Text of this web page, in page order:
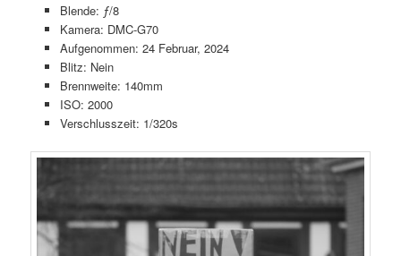
Blende: ƒ/8
Kamera: DMC-G70
Aufgenommen: 24 Februar, 2024
Blitz: Nein
Brennweite: 140mm
ISO: 2000
Verschlusszeit: 1/320s